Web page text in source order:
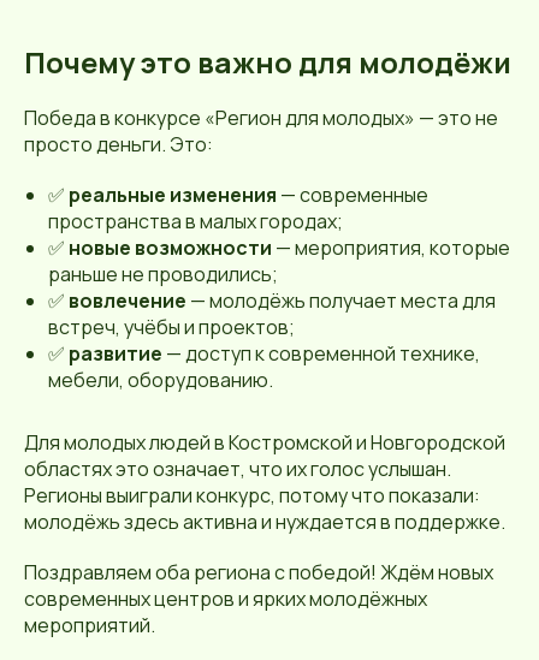
Почему это важно для молодёжи
Победа в конкурсе «Регион для молодых» — это не
просто деньги. Это:
✅ реальные изменения — современные
пространства в малых городах;
✅ новые возможности — мероприятия, которые
раньше не проводились;
✅ вовлечение — молодёжь получает места для
встреч, учёбы и проектов;
✅ развитие — доступ к современной технике,
мебели, оборудованию.
Для молодых людей в Костромской и Новгородской
областях это означает, что их голос услышан.
Регионы выиграли конкурс, потому что показали:
молодёжь здесь активна и нуждается в поддержке.
Поздравляем оба региона с победой! Ждём новых
современных центров и ярких молодёжных
мероприятий.